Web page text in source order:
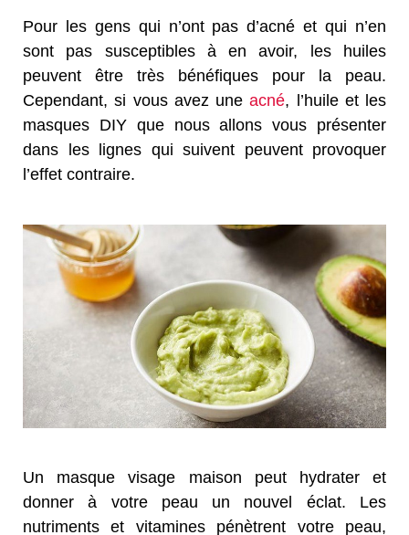
Pour les gens qui n’ont pas d’acné et qui n’en
sont pas susceptibles à en avoir, les huiles
peuvent être très bénéfiques pour la peau.
Cependant, si vous avez uneacné, l’huile et les
masques DIY que nous allons vous présenter
dans les lignes qui suivent peuvent provoquer
l’effet contraire.
Un masque visage maison peut hydrater et
donner à votre peau un nouvel éclat. Les
nutriments et vitamines pénètrent votre peau,